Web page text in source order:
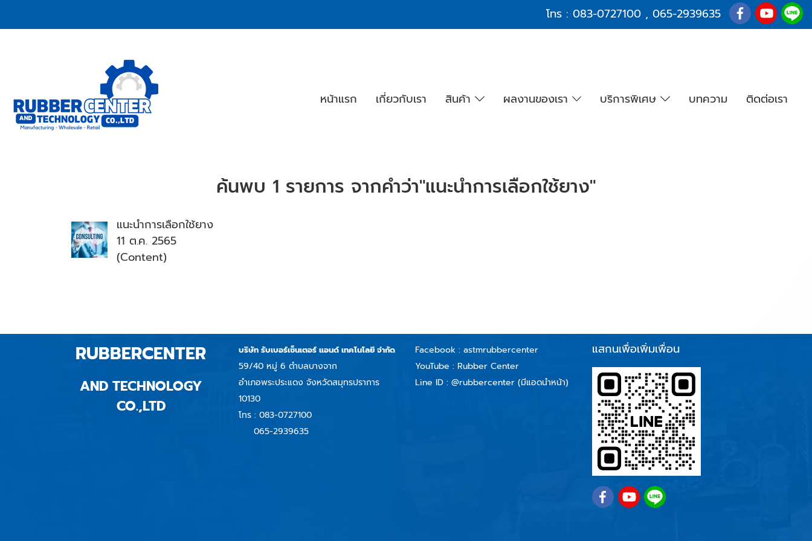
โทร : 083-0727100 , 065-2939635
หน้าแรก เกี่ยวกับเรา สินค้า ผลงานของเรา บริการพิเศษ บทความ ติดต่อเรา
ค้นพบ 1 รายการ จากคำว่า"แนะนำการเลือกใช้ยาง"
แนะนำการเลือกใช้ยาง
11 ต.ค. 2565
(Content)
RUBBERCENTER
AND TECHNOLOGY
CO.,LTD
บริษัท รับเบอร์เซ็นเตอร์ แอนด์ เทคโนโลยี จำกัด
59/40 หมู่ 6 ตำบลบางจาก
อำเภอพระประแดง จังหวัดสมุทรปราการ
10130
โทร : 083-0727100
065-2939635
Facebook : astmrubbercenter
YouTube : Rubber Center
Line ID : @rubbercenter (มีแอดนำหน้า)
แสกนเพื่อเพิ่มเพื่อน